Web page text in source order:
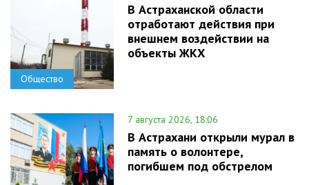
Общество
В Астраханской области
отработают действия при
внешнем воздействии на
объекты ЖКХ
7 августа 2026, 18:06
В Астрахани открыли мурал в
память о волонтере,
погибшем под обстрелом